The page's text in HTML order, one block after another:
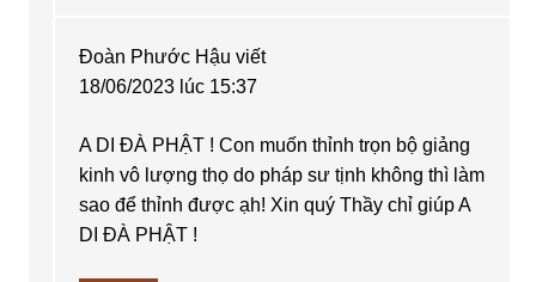
Đoàn Phước Hậu viết
18/06/2023 lúc 15:37
A DI ĐÀ PHẬT ! Con muốn thỉnh trọn bộ giảng
kinh vô lượng thọ do pháp sư tịnh không thì làm
sao để thỉnh được ạh! Xin quý Thầy chỉ giúp A
DI ĐÀ PHẬT !